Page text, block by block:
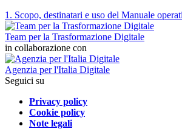
1. Scopo, destinatari e uso del Manuale
Team per la Trasformazione Digitale
in collaborazione con
Agenzia per l'Italia Digitale
Seguici su
Privacy policy
Cookie policy
Note legali